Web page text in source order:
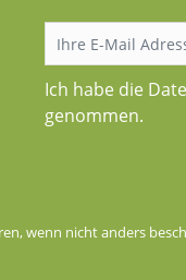
Ich habe die
genommen.
wenn nicht anders